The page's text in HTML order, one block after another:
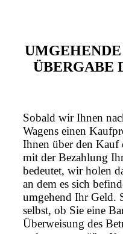
ÜBERGABE
Sobald wir Ihnen
Wagens einen
Ihnen über den Kauf
mit der Bezahlung
bedeutet, wir holen
an dem es sich
umgehend Ihr Geld.
selbst, ob Sie eine
Überweisung des